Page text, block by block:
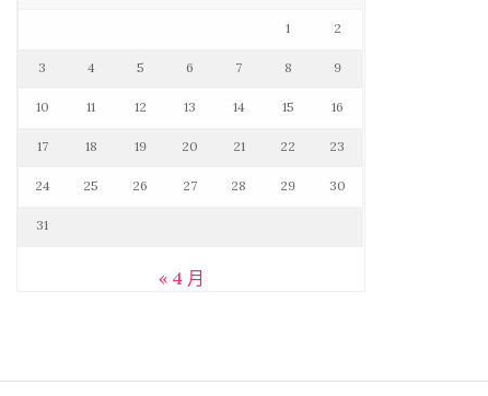
1 2
3 4 5 6 7 8 9
10 11 12 13 14 15 16
17 18 19 20 21 22 23
24 25 26 27 28 29 30
31
« 4 月